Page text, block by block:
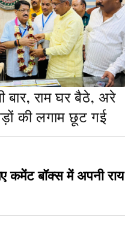
बार, राम घर बैठे, अरे
की लगाम छूट गई
कमेंट बॉक्स में अपनी राय